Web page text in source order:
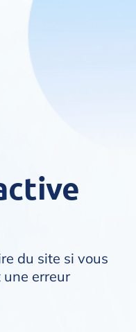
du site si vous
une erreur